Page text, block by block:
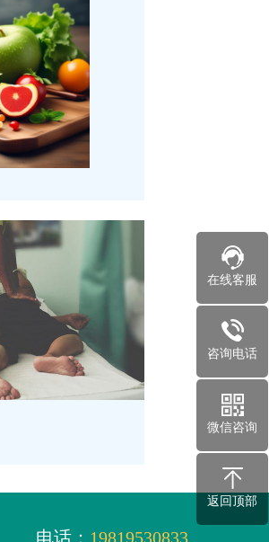
电话： 19819530833
在线客服
咨询电话
微信咨询
返回顶部